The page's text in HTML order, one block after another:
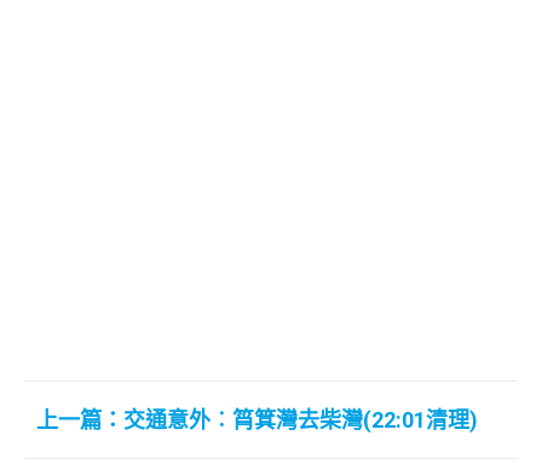
上一篇：交通意外︰筲箕灣去柴灣(22:01清理)